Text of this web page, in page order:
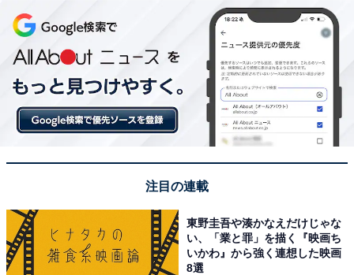
注目の連載
東野圭吾や湊かなえだけじゃな
い、「業と罪」を描く『映画ち
いかわ』から強く連想した映画
8選